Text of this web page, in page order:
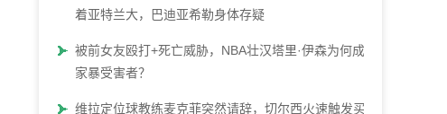
着亚特兰大，巴迪亚希勒身体存疑
被前女友殴打+死亡威胁，NBA壮汉塔里·伊森为何成了
家暴受害者？
维拉定位球教练麦克菲突然请辞，切尔西火速触发买断